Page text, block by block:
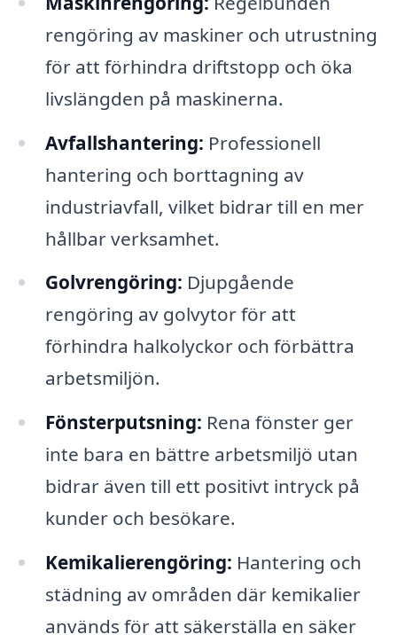
rengöring av maskiner och utrustning
för att förhindra driftstopp och öka
livslängden på maskinerna.
Avfallshantering: Professionell
hantering och borttagning av
industriavfall, vilket bidrar till en mer
hållbar verksamhet.
Golvrengöring: Djupgående
rengöring av golvytor för att
förhindra halkolyckor och förbättra
arbetsmiljön.
Fönsterputsning: Rena fönster ger
inte bara en bättre arbetsmiljö utan
bidrar även till ett positivt intryck på
kunder och besökare.
Kemikalierengöring: Hantering och
städning av områden där kemikalier
används för att säkerställa en säker